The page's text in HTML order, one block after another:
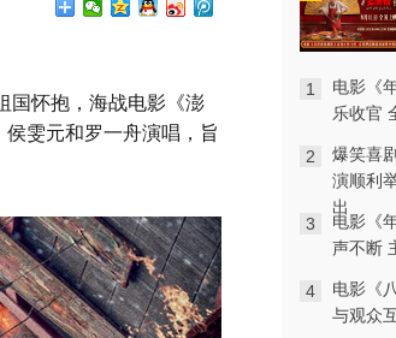
国怀抱， 海战电影 《澎
雯元和罗一舟演唱，旨
1
电影《
乐收官
2
爆笑喜
演顺利
出
3
电影《
声不断
4
电影《
与观众
料
电影《欢
电影《年
乐收官 全